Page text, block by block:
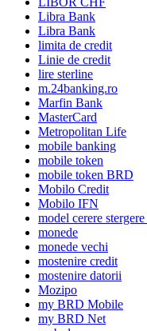
Libra Bank
Libra Bank
limita de credit
Linie de credit
lire sterline
m.24banking.ro
Marfin Bank
MasterCard
Metropolitan Life
mobile banking
mobile token
mobile token BRD
Mobilo Credit
Mobilo IFN
model cerere
monede
monede vechi
mostenire credit
mostenire datorii
Mozipo
my BRD Mobile
my BRD Net